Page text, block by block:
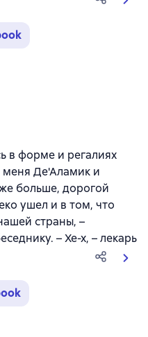
на основе 391 оценок
в форме и регалиях
меня Де'Аламик и
больше, дорогой
ушел и в том, что
страны, –
– Хе-х, – лекарь